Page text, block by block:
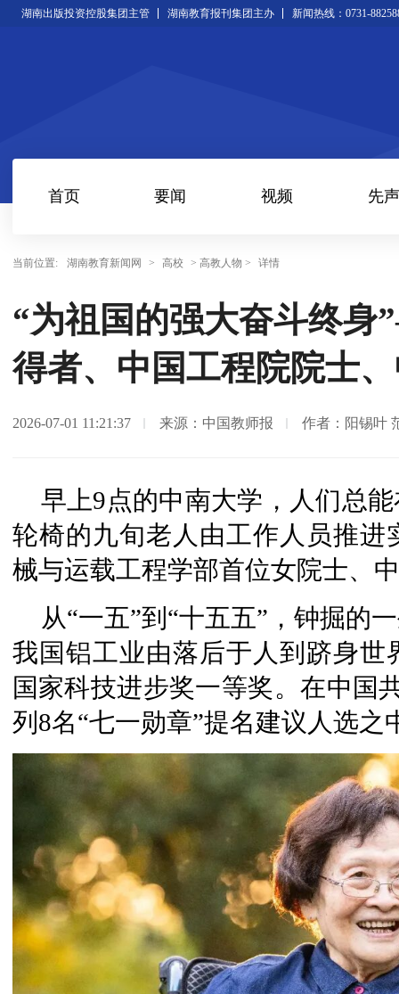
湖南出版投资控股集团主管 湖南教育报刊集团主办 新闻热线：0731-
首页 要闻 视频 先声
当前位置: 湖南教育新闻网 > 高校 > 高教人物 > 详情
“为祖国的强大奋斗终
得者、中国工程院院士
2026-07-01 11:21:37 来源：中国教师报 作者：阳锡叶
早上9点的中南大学，人们总
轮椅的九旬老人由工作人员推
械与运载工程学部首位女院士、
从“一五”到“十五五”，钟掘的
我国铝工业由落后于人到跻身
国家科技进步奖一等奖。在中国
列8名“七一勋章”提名建议人选之